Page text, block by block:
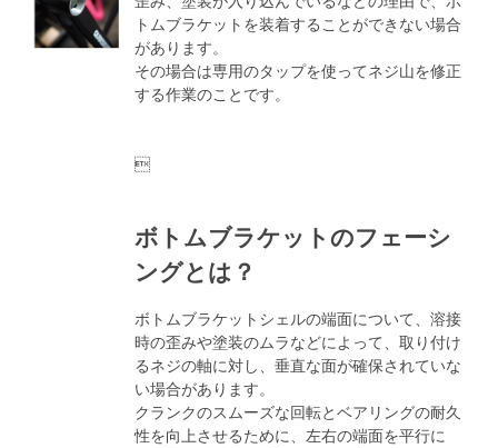
トムブラケットを装着することができない場合
があります。
その場合は専用のタップを使ってネジ山を修正
する作業のことです。

ボトムブラケットのフェーシ
ングとは？
ボトムブラケットシェルの端面について、溶接
時の歪みや塗装のムラなどによって、取り付け
るネジの軸に対し、垂直な面が確保されていな
い場合があります。
クランクのスムーズな回転とベアリングの耐久
性を向上させるために、左右の端面を平行に